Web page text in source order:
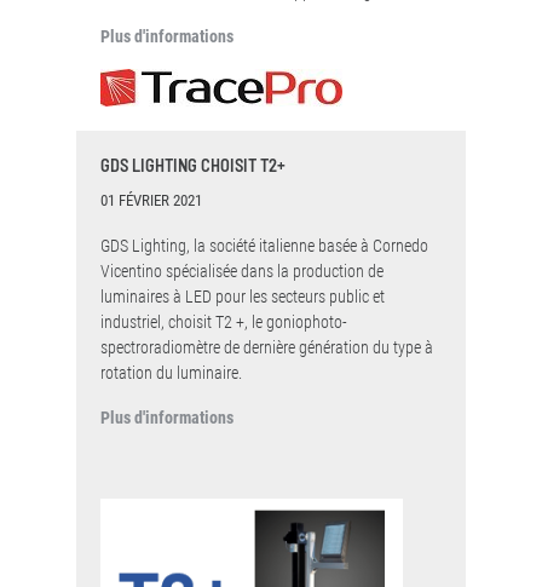
Plus d'informations
GDS LIGHTING CHOISIT T2+
01 FÉVRIER 2021
GDS Lighting, la société italienne basée à Cornedo
Vicentino spécialisée dans la production de
luminaires à LED pour les secteurs public et
industriel, choisit T2 +, le goniophoto-
spectroradiomètre de dernière génération du type à
rotation du luminaire.
Plus d'informations